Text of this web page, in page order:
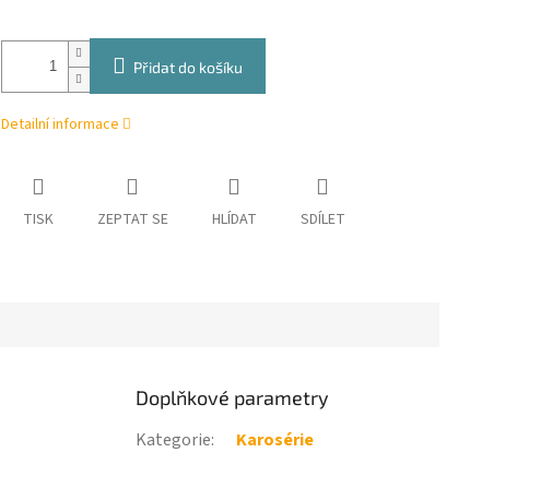
Přidat do košíku
Detailní informace
TISK ZEPTAT SE HLÍDAT SDÍLET
Doplňkové parametry
Kategorie: Karosérie